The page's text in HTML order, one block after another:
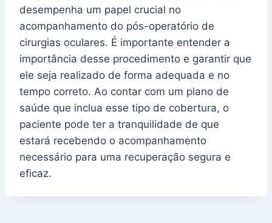
desempenha um papel crucial no
acompanhamento do pós-operatório de
cirurgias oculares. É importante entender a
importância desse procedimento e garantir que
ele seja realizado de forma adequada e no
tempo correto. Ao contar com um plano de
saúde que inclua esse tipo de cobertura, o
paciente pode ter a tranquilidade de que
estará recebendo o acompanhamento
necessário para uma recuperação segura e
eficaz.